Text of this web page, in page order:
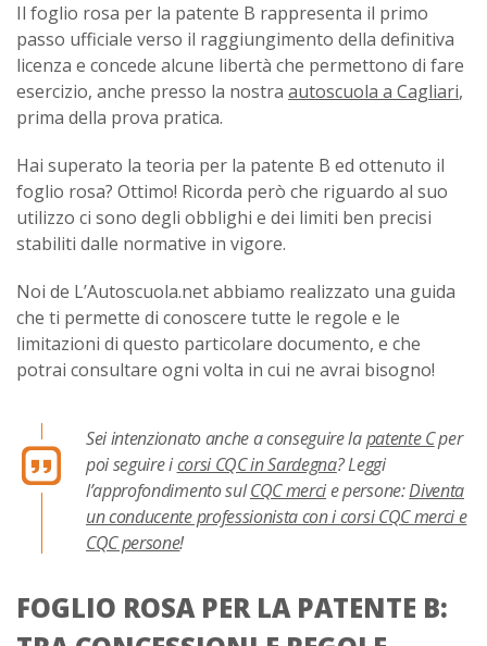
Il foglio rosa per la patente B rappresenta il primo
passo ufficiale verso il raggiungimento della definitiva
licenza e concede alcune libertà che permettono di fare
esercizio, anche presso la nostra autoscuola a Cagliari,
prima della prova pratica.
Hai superato la teoria per la patente B ed ottenuto il
foglio rosa? Ottimo! Ricorda però che riguardo al suo
utilizzo ci sono degli obblighi e dei limiti ben precisi
stabiliti dalle normative in vigore.
Noi de L’Autoscuola.net abbiamo realizzato una guida
che ti permette di conoscere tutte le regole e le
limitazioni di questo particolare documento, e che
potrai consultare ogni volta in cui ne avrai bisogno!
Sei intenzionato anche a conseguire lapatente Cper
poi seguire icorsi CQC in Sardegna? Leggi
l’approfondimento sulCQC mercie persone:Diventa
un conducente professionista con i corsi CQC merci e
CQC persone!
FOGLIO ROSA PER LA PATENTE B: